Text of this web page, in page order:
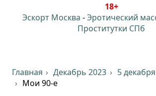
18+
Эскорт Москва -Эротический
Проститутки СПб
Главная Декабрь 2023
5
Мои 90-е